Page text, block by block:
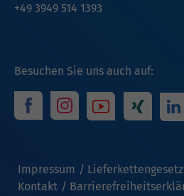
Besuchen Sie uns auch auf:
Impressum Lieferkettengesetz
Kontakt
+49 3949 514 1393